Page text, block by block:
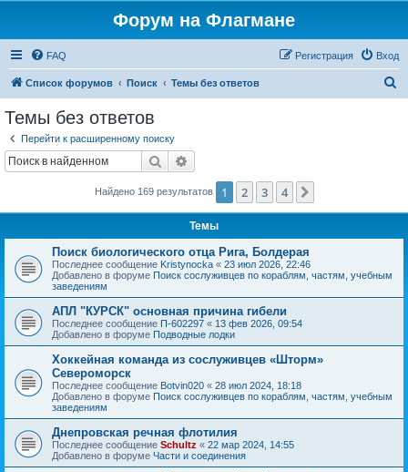
Форум на Флагмане
FAQ Вход
Регистрация
Список форумов Поиск Темы без ответов
Темы без ответов
Перейти к расширенному поиску
Поиск
Найдено 169 результатов 1 2 3 4
Темы
Поиск биологического отца Рига, Болдерая
Последнее сообщение Kristynocka « 23 июл 2026, 22:46
Добавлено в форуме Поиск сослуживцев по кораблям, частям, учебным
заведениям
АПЛ "КУРСК" основная причина гибели
Последнее сообщение П-602297 « 13 фев 2026, 09:54
Добавлено в форуме Подводные лодки
Хоккейная команда из сослуживцев «Шторм»
Североморск
Последнее сообщение Botvin020 « 28 июл 2024, 18:18
Добавлено в форуме Поиск сослуживцев по кораблям, частям, учебным
заведениям
Днепровская речная флотилия
Последнее сообщение Schultz « 22 мар 2024, 14:55
Добавлено в форуме Части и соединения